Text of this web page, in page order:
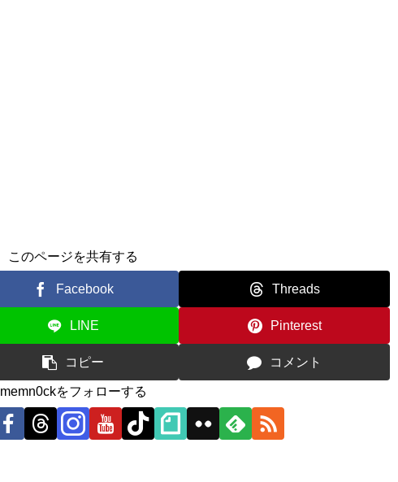
このページを共有する
Facebook Threads
LINE Pinterest
コピー コメント
memn0ckをフォローする